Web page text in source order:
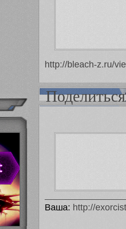
http://bleach-z.ru/
Поделиться
Ваша: http://